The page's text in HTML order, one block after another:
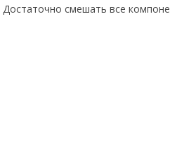
Достаточно смешать все